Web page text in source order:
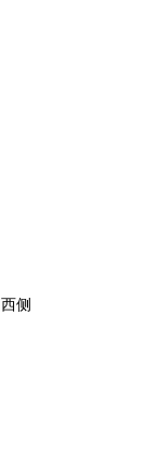
侧